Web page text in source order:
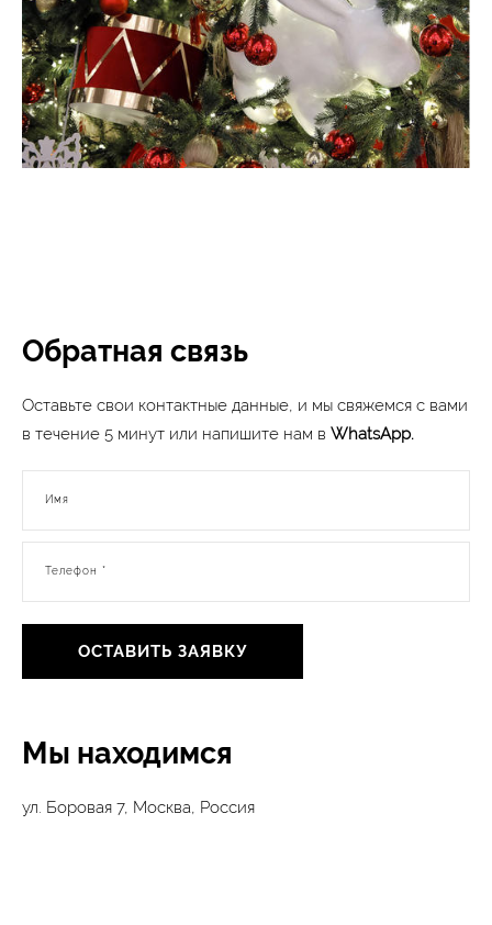
Обратная связь
Оставьте свои контактные данные, и мы свяжемся с вами
в течение 5 минут или напишите нам в WhatsApp.
Имя
Телефон *
ОСТАВИТЬ ЗАЯВКУ
Мы находимся
ул. Боровая 7, Москва, Россия